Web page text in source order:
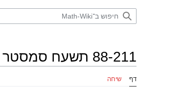
88-211 תשעח סמסטר א
דף שיחה